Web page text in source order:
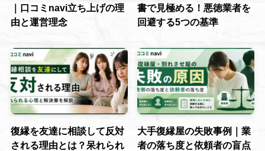
｜口コミnavi立ち上げの理
由と運営理念
書で見極める！悪徳業者を
回避する5つの基準
復縁を友達に相談して反対
される理由とは？呆れられ
大手復縁屋の失敗事例｜業
者の落ち度と依頼者の盲点